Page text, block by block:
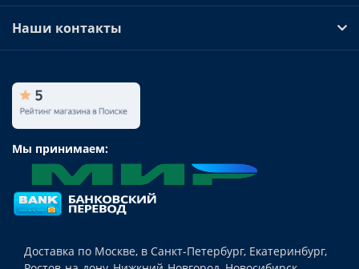
упорядочивания параметров электрической
энергии и используются в сочетании с
трансформаторный тип источника питания.
Технические параметры ИБП предназначенные
для насосов имеют определённую специфику.
Специалисты рекомендуют использовать
устройства с показателем THDI менее 5%, то
есть ИБП имеющие чистую синусоидальную
форму выходного напряжения.
применять для сглаживания сильных
колебаний напряжения в нестабильной сетях.
Наши контакты
Мы принимаем:
Доставка по Москве, в Санкт-Петербург, Екатеринбург,